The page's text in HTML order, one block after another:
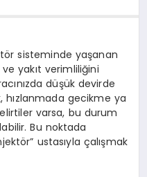
sisteminde yaşanan
yakıt verimliliğini
düşük devirde
hızlanmada gecikme ya
varsa, bu durum
Bu noktada
ustasıyla çalışmak